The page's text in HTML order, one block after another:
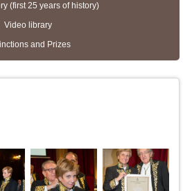
(first 25 years of history)
Video library
and Prizes